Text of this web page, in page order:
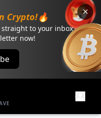
Crypto!🔥
to your inbox
now!